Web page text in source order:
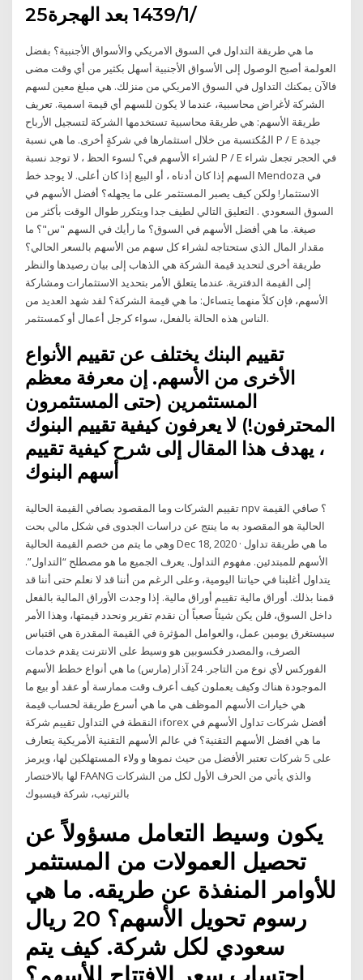
25‏‏/1‏‏/1439 بعد الهجرة
ما هي طريقة التداول في السوق الامريكي والأسواق الأجنبية؟ بفضل
العولمة أصبح الوصول إلى الأسواق الأجنبية أسهل بكثير من أي وقت مضى
فالآن يمكنك التداول في السوق الامريكي من منزلك. هي مبلغ معين لسهم
الشركة لأغراض محاسبية، عندما لا يكون للسهم أي قيمة اسمية. تعريف
طريقة الأسهم: هي طريقة محاسبية تستخدمها الشركة لتسجيل الأرباح
المُكتسبة من خلال استثمارها في شركةٍ أخرى. ما هي نسبة P / E جيدة
لشراء الأسهم في؟ لسوء الحظ ، لا توجد نسبة P / E في الحجر تجعل شراء
السهم إذا كان أدناه ، أو البيع إذا كان أعلى. لا يوجد خط Mendoza في
الاستثمار! ولكن كيف يصبر المستثمر على ما يجهله؟ أفضل الأسهم في
السوق السعودي . التعليق التالي لطيف جدا ويتكرر طوال الوقت بأكثر من
صيغة. ما هي أفضل الأسهم في السوق؟ ما رأيك في السهم "س"؟ ما
مقدار المال الذي ستحتاجه لشراء كل سهم من الأسهم بالسعر الحالي؟
طريقة أخرى لتحديد قيمة الشركة هي الذهاب إلى بيان رصيدها والنظر
إلى القيمة الدفترية. عندما يتعلق الأمر بتحديد الاستثمارات ومشاركة
الأسهم، فإن كلاً منهما يتساءل: ما هي قيمة الشركة؟ لقد شهد العديد من
الناس هذه الحالة بالفعل، سواء كرجل أعمال أو كمستثمر.
تقييم البنك يختلف عن تقييم الأنواع
الأخرى من الأسهم. إن معرفة معظم
المستثمرين (حتى المستثمرون
المحترفون!) لا يعرفون كيفية تقييم البنوك
، يهدف هذا المقال إلى شرح كيفية تقييم
أسهم البنوك
تقييم الشركات وما المقصود بصافي القيمة الحالية npv ؟ صافي القيمة
الحالية هو المقصود به ما ينتج عن دراسات الجدوى في شكل مالي بحت
وهي ما يتم من خصم القيمة الحالية Dec 18, 2020 · ما هي طريقة تداول
الأسهم للمبتدئين. مفهوم التداول. يعرف الجميع ما هو مصطلح “التداول”.
يتداول أغلبنا في حياتنا اليومية، وعلى الرغم من أننا قد لا نعلم حتى أننا قد
قمنا بذلك. أوراق مالية تقييم أوراق مالية. إذا وجدت الأوراق المالية بالفعل
داخل السوق، فلن يكن شيئاً صعباً أن نقدم تقرير ونحدد قيمتها، وهذا الأمر
سيستغرق يومين عمل، والعوامل المؤثرة في القيمة المقدرة هي اقتباس
الصرف، والمصدر فكسوبين هو وسيط على الانترنت يقدم خدمات
الفوركس لأي نوع من التاجر. 24 آذار (مارس) ما هي أنواع خطط الأسهم
الموجودة هناك وكيف يعملون كيف أعرف وقت ممارسة أو عقد أو بيع ما
هي خيارات الأسهم الموظف هي ما هي أسرع طريقة لحساب قيمة
النقطة في التداول تقييم شركة iforex أفضل شركات تداول الأسهم في
ما هي افضل الأسهم التقنية؟ في عالم الأسهم التقنية الأمريكية يتعارف
على 5 شركات تعتبر الأفضل من حيث نموها و ولاء المستهلكين لها، ويرمز
لها بالاختصار FAANG والذي يأتي من الحرف الأول لكل من الشركات
بالترتيب، شركة فيسبوك
يكون وسيط التعامل مسؤولاً عن
تحصيل العمولات من المستثمر
للأوامر المنفذة عن طريقه. ما هي
رسوم تحويل الأسهم؟ 20 ريال
سعودي لكل شركة. كيف يتم